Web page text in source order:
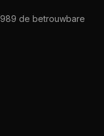
de betrouwbare